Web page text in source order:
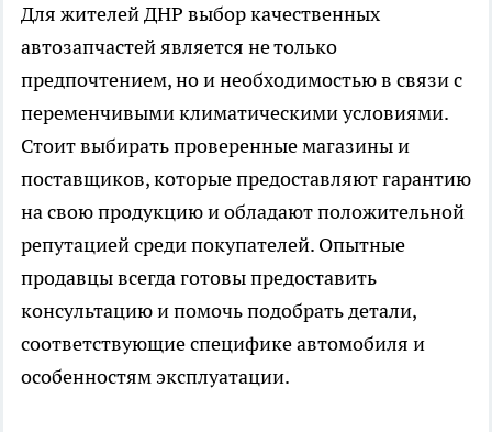
Для жителей ДНР выбор качественных
автозапчастей является не только
предпочтением, но и необходимостью в связи с
переменчивыми климатическими условиями.
Стоит выбирать проверенные магазины и
поставщиков, которые предоставляют гарантию
на свою продукцию и обладают положительной
репутацией среди покупателей. Опытные
продавцы всегда готовы предоставить
консультацию и помочь подобрать детали,
соответствующие специфике автомобиля и
особенностям эксплуатации.